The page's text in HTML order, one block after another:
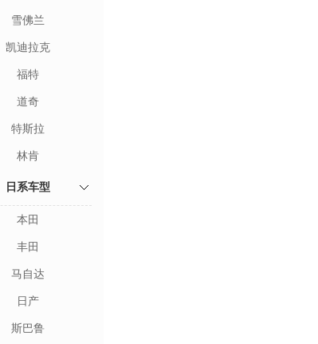
雪佛兰
凯迪拉克
福特
道奇
特斯拉
林肯
日系车型
本田
丰田
马自达
日产
斯巴鲁